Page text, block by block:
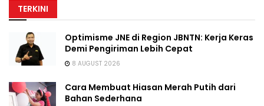
TERKINI
Optimisme JNE di Region JBNTN: Kerja Keras
Demi Pengiriman Lebih Cepat
8 AUGUST 2026
Cara Membuat Hiasan Merah Putih dari
Bahan Sederhana